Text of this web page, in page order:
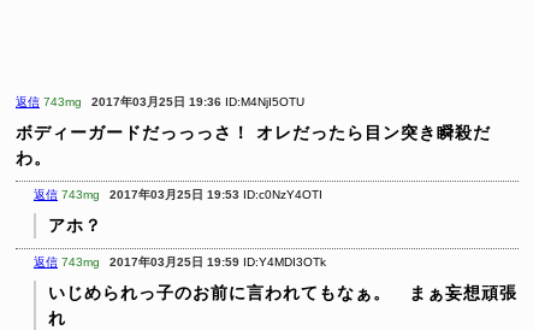
返信 743mg 2017年03月25日 19:36 ID:M4NjI5OTU
ボディーガードだっっっさ！
オレだったら目ン突き瞬殺だ
わ。
返信 743mg 2017年03月25日 19:53 ID:c0NzY4OTI
アホ？
返信 743mg 2017年03月25日 19:59 ID:Y4MDI3OTk
いじめられっ子のお前に言われてもなぁ。 まぁ妄想頑張
れ